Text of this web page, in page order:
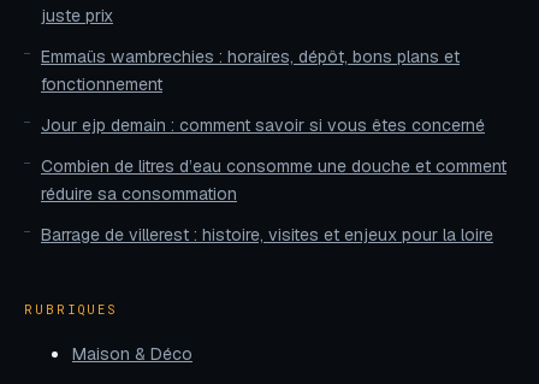
juste prix
Emmaüs wambrechies : horaires, dépôt, bons plans et
fonctionnement
Jour ejp demain : comment savoir si vous êtes concerné
Combien de litres d’eau consomme une douche et comment
réduire sa consommation
Barrage de villerest : histoire, visites et enjeux pour la loire
RUBRIQUES
Maison & Déco